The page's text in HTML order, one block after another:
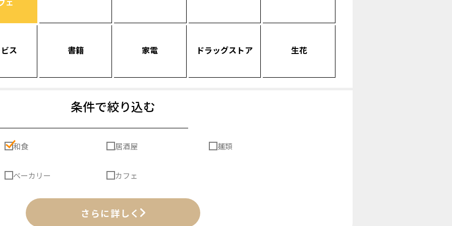
ス 書籍 家電 ドラッグストア 生花
条件で絞り込む
和食 居酒屋 麺類
ベーカリー カフェ
さらに詳しく